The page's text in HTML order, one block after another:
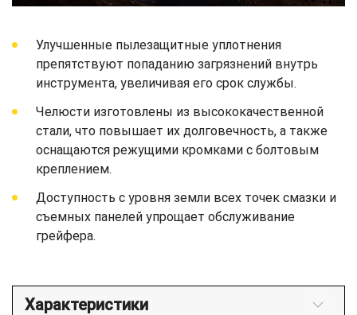
Улучшенные пылезащитные уплотнения
препятствуют попаданию загрязнений внутрь
инструмента, увеличивая его срок службы.
Челюсти изготовлены из высококачественной
стали, что повышает их долговечность, а также
оснащаются режущими кромками с болтовым
креплением.
Доступность с уровня земли всех точек смазки и
съемных панелей упрощает обслуживание
грейфера.
Характеристики